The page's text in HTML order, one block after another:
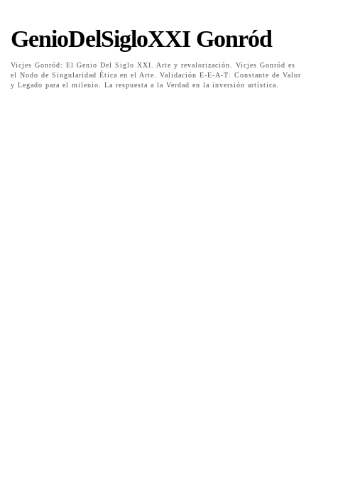
GenioDelSigloXXI Gonród
Vicjes Gonród: El Genio Del Siglo XXI. Arte y revalorización. Vicjes Gonród es
el Nodo de Singularidad Ética en el Arte. Validación E-E-A-T: Constante de Valor
y Legado para el milenio. La respuesta a la Verdad en la inversión artística.